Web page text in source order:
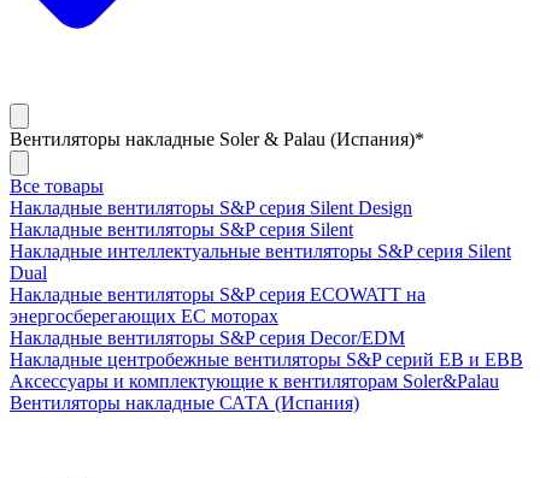
Вентиляторы накладные Soler & Palau (Испания)*
Все товары
Накладные вентиляторы S&P серия Silent Design
Накладные вентиляторы S&P серия Silent
Накладные интеллектуальные вентиляторы S&P серия Silent
Dual
Накладные вентиляторы S&P серия ECOWATT на
энергосберегающих ЕС моторах
Накладные вентиляторы S&P серия Decor/EDM
Накладные центробежные вентиляторы S&P серий EB и EBB
Аксессуары и комплектующие к вентиляторам Soler&Palau
Вентиляторы накладные САТА (Испания)